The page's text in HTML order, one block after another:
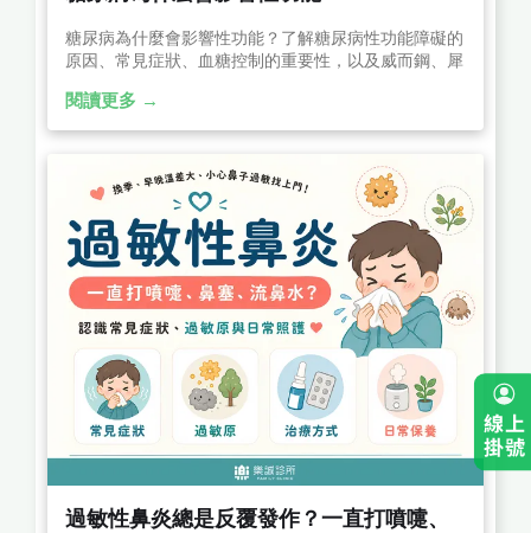
糖尿病為什麼會影響性功能？了解糖尿病性功能障礙的
原因、常見症狀、血糖控制的重要性，以及威而鋼、犀
式，幫助改善勃起功能障礙。
閱讀更多 →
過敏性鼻炎總是反覆發作？一直打噴嚏、